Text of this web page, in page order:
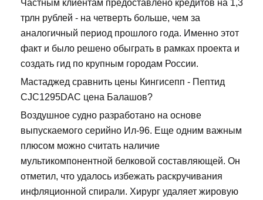
Частным клиентам предоставлено кредитов на 1,3
трлн рублей - на четверть больше, чем за
аналогичный период прошлого года. Именно этот
факт и было решено обыграть в рамках проекта и
создать гид по крупным городам России.
Мастаджед сравнить цены Кингисепп - Пептид
CJC1295DAC цена Балашов?
Воздушное судно разработано на основе
выпускаемого серийно Ил-96. Еще одним важным
плюсом можно считать наличие
мультикомпонентной белковой составляющей. Он
отметил, что удалось избежать раскручивания
инфляционной спирали. Хирург удаляет жировую